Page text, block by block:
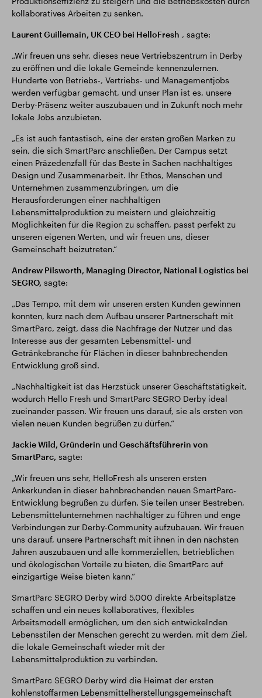
kollaboratives Arbeiten zu senken.
Laurent Guillemain, UK CEO bei HelloFresh , sagte:
„Wir freuen uns sehr, dieses neue Vertriebszentrum in Derby
zu eröffnen und die lokale Gemeinde kennenzulernen.
Hunderte von Betriebs-, Vertriebs- und Managementjobs
werden verfügbar gemacht, und unser Plan ist es, unsere
Derby-Präsenz weiter auszubauen und in Zukunft noch mehr
lokale Jobs anzubieten.
„Es ist auch fantastisch, eine der ersten großen Marken zu
sein, die sich SmartParc anschließen. Der Campus setzt
einen Präzedenzfall für das Beste in Sachen nachhaltiges
Design und Zusammenarbeit. Ihr Ethos, Menschen und
Unternehmen zusammenzubringen, um die
Herausforderungen einer nachhaltigen
Lebensmittelproduktion zu meistern und gleichzeitig
Möglichkeiten für die Region zu schaffen, passt perfekt zu
unseren eigenen Werten, und wir freuen uns, dieser
Gemeinschaft beizutreten.“
Andrew Pilsworth, Managing Director, National Logistics bei
SEGRO, sagte:
„Das Tempo, mit dem wir unseren ersten Kunden gewinnen
konnten, kurz nach dem Aufbau unserer Partnerschaft mit
SmartParc, zeigt, dass die Nachfrage der Nutzer und das
Interesse aus der gesamten Lebensmittel- und
Getränkebranche für Flächen in dieser bahnbrechenden
Entwicklung groß sind.
„Nachhaltigkeit ist das Herzstück unserer Geschäftstätigkeit,
wodurch Hello Fresh und SmartParc SEGRO Derby ideal
zueinander passen. Wir freuen uns darauf, sie als ersten von
vielen neuen Kunden begrüßen zu dürfen.“
Jackie Wild, Gründerin und Geschäftsführerin von
SmartParc, sagte:
„Wir freuen uns sehr, HelloFresh als unseren ersten
Ankerkunden in dieser bahnbrechenden neuen SmartParc-
Entwicklung begrüßen zu dürfen. Sie teilen unser Bestreben,
Lebensmittelunternehmen nachhaltiger zu führen und enge
Verbindungen zur Derby-Community aufzubauen. Wir freuen
uns darauf, unsere Partnerschaft mit ihnen in den nächsten
Jahren auszubauen und alle kommerziellen, betrieblichen
und ökologischen Vorteile zu bieten, die SmartParc auf
einzigartige Weise bieten kann.“
SmartParc SEGRO Derby wird 5.000 direkte Arbeitsplätze
schaffen und ein neues kollaboratives, flexibles
Arbeitsmodell ermöglichen, um den sich entwickelnden
Lebensstilen der Menschen gerecht zu werden, mit dem Ziel,
die lokale Gemeinschaft wieder mit der
Lebensmittelproduktion zu verbinden.
SmartParc SEGRO Derby wird die Heimat der ersten
kohlenstoffarmen Lebensmittelherstellungsgemeinschaft